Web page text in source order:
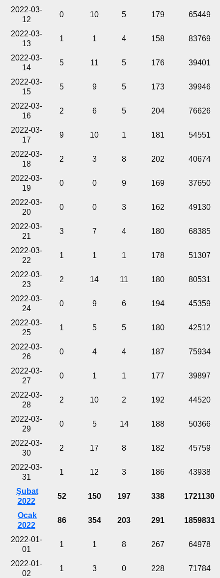
2022-03-
12
0 10 5 179 65449
2022-03-
13
1 1 4 158 83769
2022-03-
14
5 11 5 176 39401
2022-03-
15
5 9 5 173 39946
2022-03-
16
2 6 5 204 76626
2022-03-
17
9 10 1 181 54551
2022-03-
18
2 3 8 202 40674
2022-03-
19
0 0 9 169 37650
2022-03-
20
0 0 3 162 49130
2022-03-
21
3 7 4 180 68385
2022-03-
22
1 1 1 178 51307
2022-03-
23
2 14 11 180 80531
2022-03-
24
0 9 6 194 45359
2022-03-
25
1 5 5 180 42512
2022-03-
26
0 4 4 187 75934
2022-03-
27
0 1 1 177 39897
2022-03-
28
2 10 2 192 44520
2022-03-
29
0 5 14 188 50366
2022-03-
30
2 17 8 182 45759
2022-03-
31
1 12 3 186 43938
Şubat
2022
52 150 197 338 1721130
Ocak
2022
86 354 203 291 1859831
2022-01-
01
1 1 8 267 64978
2022-01-
02
1 3 0 228 71784